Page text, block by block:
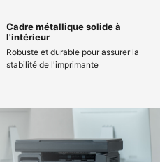
Cadre métallique solide à
l'intérieur
Robuste et durable pour assurer la
stabilité de l'imprimante